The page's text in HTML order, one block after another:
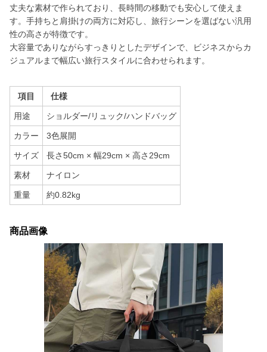
丈夫な素材で作られており、長時間の移動でも安心して使えま
す。手持ちと肩掛けの両方に対応し、旅行シーンを選ばない汎用
性の高さが特徴です。
大容量でありながらすっきりとしたデザインで、ビジネスからカ
ジュアルまで幅広い旅行スタイルに合わせられます。
項目 仕様
用途 ショルダー/リュック/ハンドバッグ
カラー 3色展開
サイズ 長さ50cm × 幅29cm × 高さ29cm
素材 ナイロン
重量 約0.82kg
商品画像